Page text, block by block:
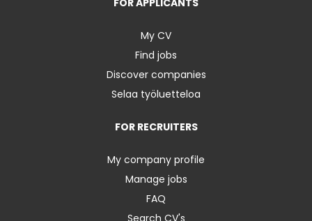
My CV
Find jobs
Discover companies
Selaa työluetteloa
FOR RECRUITERS
My company profile
Manage jobs
FAQ
Search CV's